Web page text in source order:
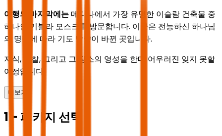
여행의 마지막에는 메디나에서 가장 유명한 이슬람 건축물 중
하나인 키블라 모스크를 방문합니다. 이곳은 전능하신 하나님
의 명령에 따라 기도 방향이 바뀐 곳입니다.
지식, 성찰, 그리고 그 장소의 영성을 한데 어우러진 잊지 못할
여정입니다.
더보기
1 - 패키지 선택